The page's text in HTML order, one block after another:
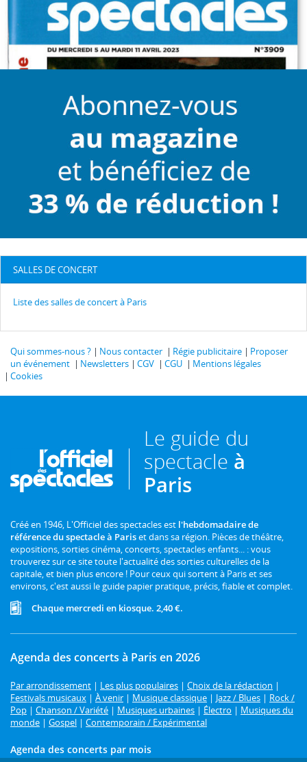
SALLES DE CONCERT
Liste des salles de concert à Paris
Qui sommes-nous ? Nous contacter Régie publicitaire
Proposer
un événement
Newsletters CGV CGU
Mentions légales
Cookies
Le guide du
spectacle à
Paris
Créé en 1946, L'Officiel des spectacles est l'hebdomadaire de
référence du spectacle à Pariset dans sa région. Pièces de théâtre,
expositions, sorties cinéma, concerts, spectacles enfants... : vous
trouverez sur ce site toute l'actualité des sorties culturelles de la
capitale, et bien plus encore ! Pour ceux qui sortent à Paris et ses
environs, c'est aussi le guide papier pratique, précis, fiable et complet.
Chaque mercredi en kiosque. 2,40 €.
Agenda des concerts à Paris en 2026
Par arrondissement | Les plus populaires | Choix de la rédaction |
Festivals musicaux | À venir | Musique classique | Jazz / Blues | Rock /
Pop | Chanson / Variété | Musiques urbaines | Électro | Musiques du
monde | Gospel | Contemporain / Expérimental
Agenda des concerts par mois